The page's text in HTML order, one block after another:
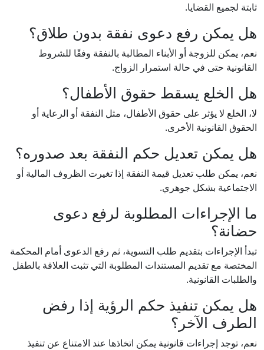
ثابتة لجميع القضايا.
هل يمكن رفع دعوى نفقة بدون طلاق؟
نعم، يمكن للزوجة أو الأبناء المطالبة بالنفقة وفقًا للشروط
القانونية حتى في حالة استمرار الزواج.
هل الخلع يسقط حقوق الأطفال؟
لا، الخلع لا يؤثر على حقوق الأطفال، مثل النفقة أو الرعاية أو
الحقوق القانونية الأخرى.
هل يمكن تعديل حكم النفقة بعد صدوره؟
نعم، يمكن طلب تعديل قيمة النفقة إذا تغيرت الظروف المالية أو
الاجتماعية بشكل جوهري.
ما الإجراءات المطلوبة لرفع دعوى
حضانة؟
تبدأ الإجراءات بتقديم طلب التسوية، ثم رفع الدعوى أمام المحكمة
المختصة مع تقديم المستندات المطلوبة التي تثبت العلاقة بالطفل
والطلبات القانونية.
هل يمكن تنفيذ حكم الرؤية إذا رفض
الطرف الآخر؟
نعم، توجد إجراءات قانونية يمكن اتخاذها عند الامتناع عن تنفيذ